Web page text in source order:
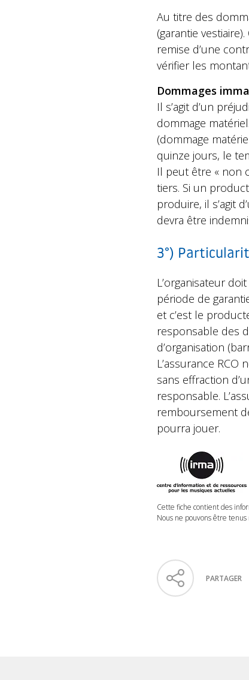
Au titre des
(garantie
remise d’une
vérifier les
Dommages
Il s’agit d’un
dommage
(dommage
quinze jours, le
Il peut être « non
tiers. Si un
produire, il s’agit
devra être
3°)
L’organisateur
période de
et c’est le
responsable des
d’organisation
L’assurance
sans effraction
responsable.
remboursement
pourra jouer.
Cette fiche contient des
Nous ne pouvons être
PARTAGER